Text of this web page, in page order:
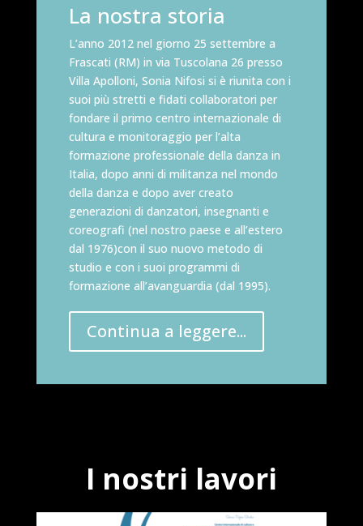
La nostra storia
L’anno 2012 nel giorno 25 settembre a
Frascati (RM) in via Tuscolana 26 presso
Villa Apolloni, Sonia Nifosi si è riunita con i
suoi più stretti e fidati collaboratori per
fondare il primo centro internazionale di
cultura e monitoraggio per l’alta
formazione professionale della danza in
Italia, dopo anni di militanza nel mondo
della danza e dopo aver creato
generazioni di danzatori, insegnanti e
coreografi (nel nostro paese e all’estero
dal 1976)con il suo nuovo metodo di
studio e con i suoi programmi di
formazione all’avanguardia (dal 1995).
Continua a leggere...
I nostri lavori